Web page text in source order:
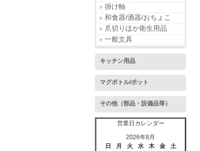
掛け軸
和食器/酒器/おちょこ
爪切りほか衛生用品
一般文具
キッチン用品
マグボトル/ポット
その他（部品・設備品等）
営業日カレンダー
2026年8月
日
月 火 水 木 金
土